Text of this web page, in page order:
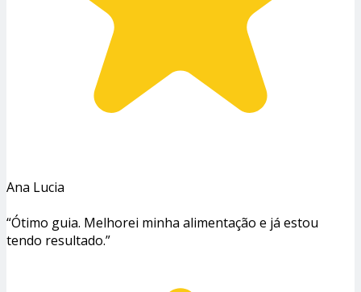
Ana Lucia
“Ótimo guia. Melhorei minha alimentação e já estou
tendo resultado.”